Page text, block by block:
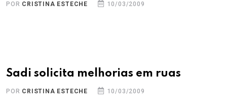
POR CRISTINA ESTECHE 10/03/2009
Sadi solicita melhorias em ruas
POR CRISTINA ESTECHE 10/03/2009